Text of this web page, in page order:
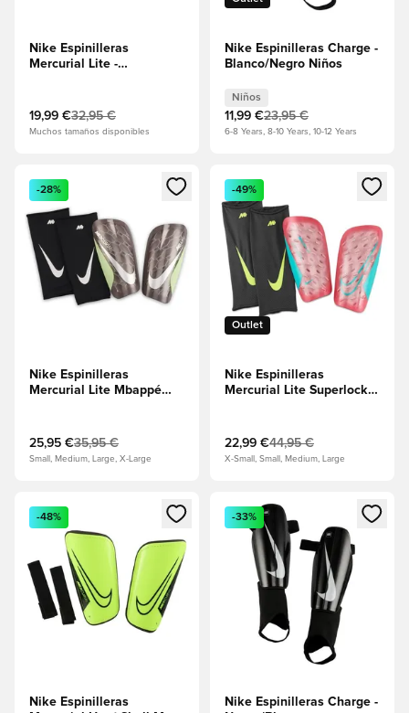
Nike Espinilleras
Mercurial Lite -
19,99 €32,95 €
Muchos tamaños disponibles
Nike Espinilleras Charge -
Blanco/Negro Niños
Niños
11,99 €23,95 €
6-8 Years, 8-10 Years, 10-12 Years
Abre un modal para iniciar sesión o registrarse como
-28%
Nike Espinilleras
Mercurial Lite Mbappé
voltios/Plata metalizada
25,95 €35,95 €
Small, Medium, Large, X-Large
Abre un modal para iniciar
Outlet
-49%
Nike Espinilleras
Mercurial Lite Superlock
22,99 €44,95 €
X-Small, Small, Medium, Large
Abre un modal para iniciar sesión o registrarse como
-48%
Nike Espinilleras
Abre un modal para iniciar
-33%
Nike Espinilleras Charge -